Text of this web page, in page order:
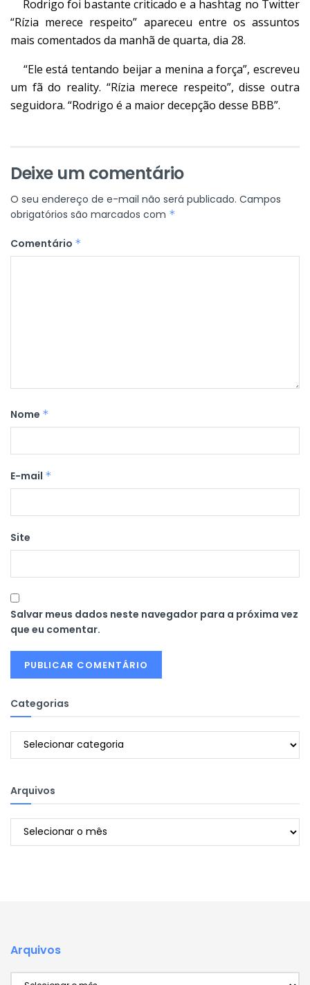
Rodrigo foi bastante criticado e a hashtag no Twitter
“Rízia merece respeito” apareceu entre os assuntos
mais comentados da manhã de quarta, dia 28.
“Ele está tentando beijar a menina a força”, escreveu
um fã do reality. “Rízia merece respeito”, disse outra
seguidora. “Rodrigo é a maior decepção desse BBB”.
Deixe um comentário
O seu endereço de e-mail não será publicado. Campos
obrigatórios são marcados com *
Comentário *
Nome *
E-mail *
Site
Salvar meus dados neste navegador para a próxima vez
que eu comentar.
Categorias
Categorias
Arquivos
Arquivos
Arquivos